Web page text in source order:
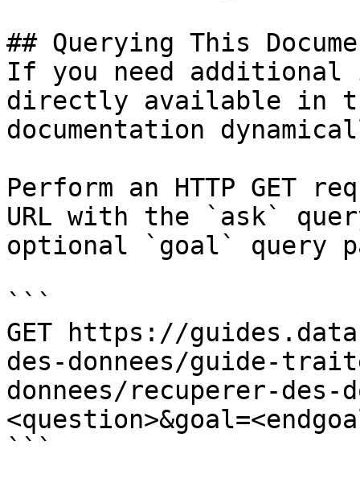
## Querying This
If you need
directly available in
documentation
Perform an HTTP GET
URL with the `ask`
optional `goal` query
```
GET https://
des-donnees/guide-
donnees/recuperer-des-
```